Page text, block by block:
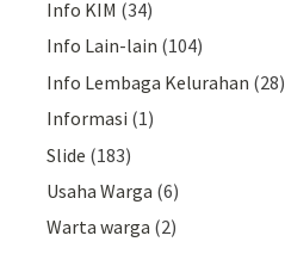
Info KIM (34)
Info Lain-lain (104)
Info Lembaga Kelurahan (28)
Informasi (1)
Slide (183)
Usaha Warga (6)
Warta warga (2)